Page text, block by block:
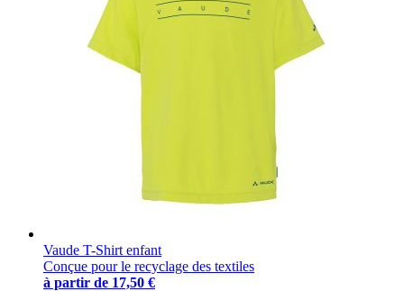
Vaude T-Shirt enfant
Conçue pour le recyclage des textiles
à partir de 17,50 €